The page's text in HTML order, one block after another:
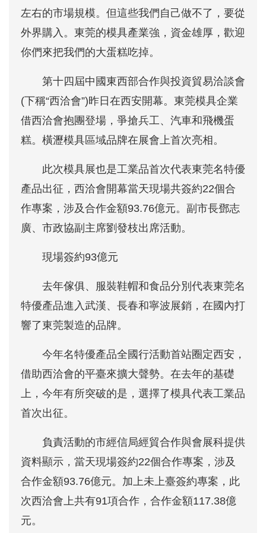
左右的市場規模。但這些我們自己做不了，要從
外界購入。東莞的模具產業強，資金雄厚，歡迎
你們來把我們的大蛋糕吃掉。
第十四屆中國東西部合作與投資貿易洽談會
(下稱“西洽會”)昨日在西安開幕。東莞模具企業
借西洽會抱團登場，爭搶兵工、汽車和飛機蛋
糕。橫瀝模具區域品牌在展會上首次亮相。
此次模具展也是工業品首次代表東莞名特優
產品出征，西洽會開幕當天現場共簽約22個合
作專案，涉及合作金額93.76億元。副市長鄧志
廣、市政協副主席劉發枝出席活動。
現場簽約93億元
去年傢俱、服裝鞋帽和食品分別代表東莞名
特優產品進入武漢、長春和寧波展銷，在國內打
響了東莞製造的品牌。
今年名特優產品全國行活動首站圈定西安，
借助西洽會的平臺來擴大聲勢。在去年的基礎
上，今年有所突破的是，選擇了模具代表工業品
首次出征。
負責活動的市經信局經貿合作與會展科提供
資料顯示，當天現場簽約22個合作專案，涉及
合作金額93.76億元。加上未上臺簽約專案，此
次西洽會上共有91項合作，合作金額117.38億
元。